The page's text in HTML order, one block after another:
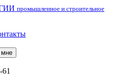
промышленное и строительное
мне